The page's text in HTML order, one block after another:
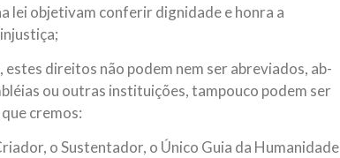
lei objetivam conferir dignidade e honra a
estes direitos não podem nem ser abreviados, ab-
ou outras instituições, tampouco podem ser
cremos:
o Sustentador, o Único Guia da Humanidade